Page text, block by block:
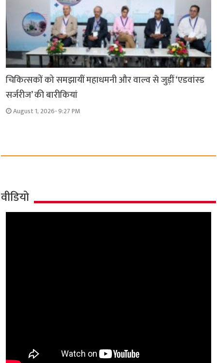
चिकित्सकों को समझायीं महाधमनी और वाल्व से जुड़ीं ‘एडवांस्ड
सर्जरीज’ की बारीकियां
August 1, 2026- 9:27 PM
वीडियो